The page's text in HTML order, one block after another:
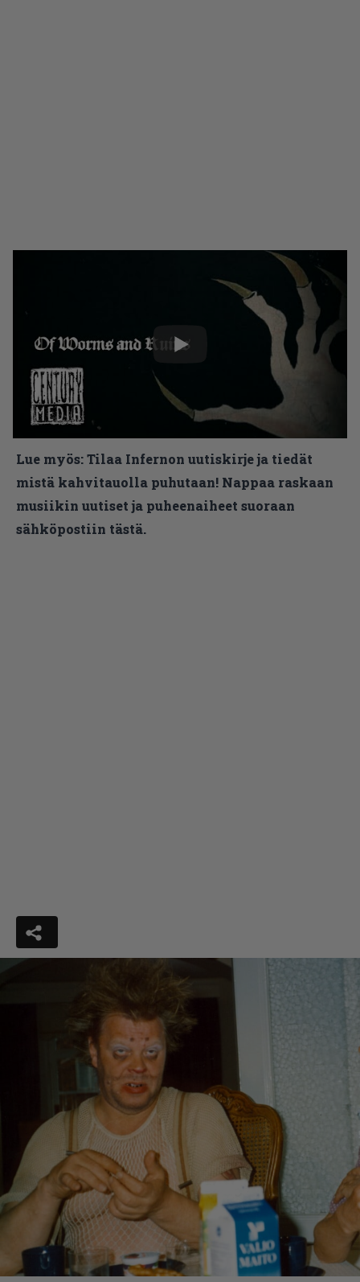
Lue myös:Tilaa Infernon uutiskirje ja tiedät
mistä kahvitauolla puhutaan! Nappaa raskaan
musiikin uutiset ja puheenaiheet suoraan
sähköpostiin tästä.